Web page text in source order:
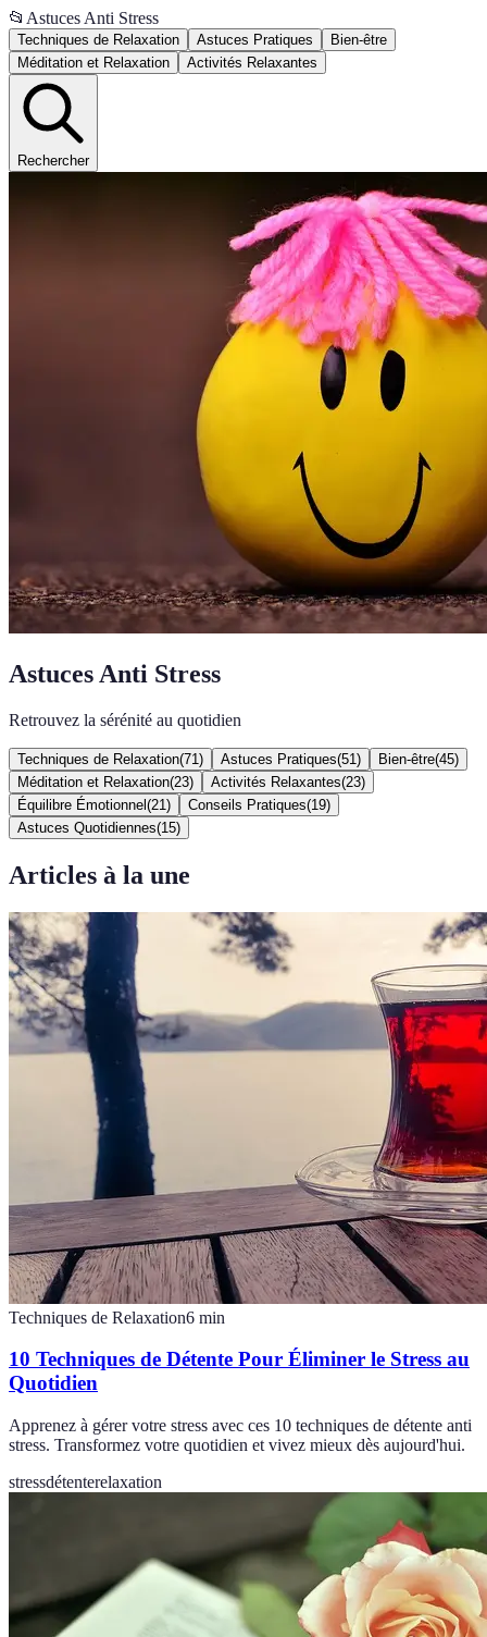
📂 Astuces Anti Stress
Techniques de Relaxation Astuces Pratiques
Bien-être
Méditation et Relaxation
Activités Relaxantes
Rechercher
Astuces Anti Stress
Retrouvez la sérénité au quotidien
Techniques de Relaxation(71 ) Astuces Pratiques(51 ) Bien-être(45)
Méditation et Relaxation(23) Activités Relaxantes(23)
Équilibre Émotionnel (21 ) Conseils Pratiques(19)
Astuces Quotidiennes(15)
Articles à la une
Techniques de Relaxation6 min
10 Techniques de Détente Pour Éliminer le Stress au
Quotidien
Apprenez à gérer votre stress avec ces 10 techniques de détente anti
stress. Transformez votre quotidien et vivez mieux dès aujourd'hui.
stressdétenterelaxation